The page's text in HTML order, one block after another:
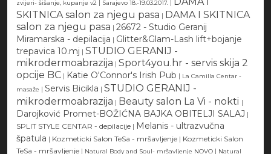
zvijeri- šišanje, kupanje v2 | Sarajevo 18.-19.03.2017. |
SKITNICA salon za njegu pasa | DAMA I SKITNICA
salon za njegu pasa | 26672 - Studio Geranij
Miramarska - depilacija | Glitter&Glam-Lash lift+bojanje
trepavica 10.mj | STUDIO GERANIJ -
mikrodermoabrazija | Sport4you.hr - servis skija 2
opcije BC | Katie O'Connor's Irish Pub | La Camilla Centar -
masaže | Servis Bicikla | STUDIO GERANIJ -
mikrodermoabrazija | Beauty salon La Vi - nokti |
Darojković Promet-BOŽIĆNA BAJKA OBITELJI SALAJ |
SPLIT STYLE CENTAR - depilacije | Melanis - ultrazvučna
špatula | Kozmeticki Salon TeSa - mršavljenje | Kozmeticki Salon
TeSa - mršavljenje | Natural Body and Soul- mršavljenje NOVO | Natural